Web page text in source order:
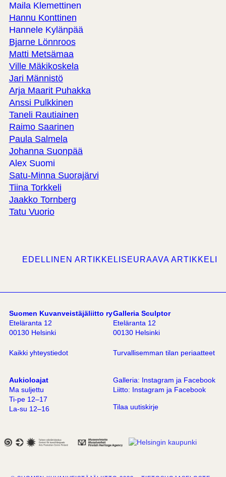
Maila Klemettinen
Hannu Konttinen
Hannele Kylänpää
Bjarne Lönnroos
Matti Metsämaa
Ville Mäkikoskela
Jari Männistö
Arja Maarit Puhakka
Anssi Pulkkinen
Taneli Rautiainen
Raimo Saarinen
Paula Salmela
Johanna Suonpää
Alex Suomi
Satu-Minna Suorajärvi
Tiina Torkkeli
Jaakko Tornberg
Tatu Vuorio
EDELLINEN ARTIKKELI SEURAAVA ARTIKKELI
Suomen Kuvanveistäjäliitto ry
Eteläranta 12
00130 Helsinki
Kaikki yhteystiedot
Galleria Sculptor
Eteläranta 12
00130 Helsinki
Turvallisemman tilan periaatteet
Aukioloajat
Ma suljettu
Ti-pe 12–17
La-su 12–16
Galleria: Instagram ja Facebook
Liitto: Instagram ja Facebook
Tilaa uutiskirje